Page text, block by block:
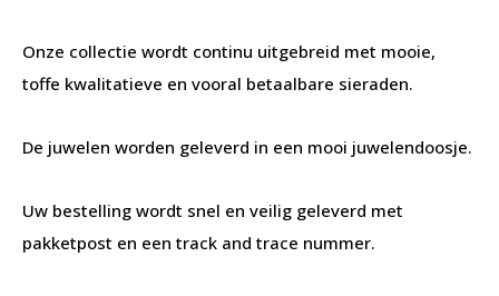
Onze collectie wordt continu uitgebreid met mooie,
toffe kwalitatieve en vooral betaalbare sieraden.
De juwelen worden geleverd in een mooi juwelendoosje.
Uw bestelling wordt snel en veilig geleverd met
pakketpost en een track and trace nummer.